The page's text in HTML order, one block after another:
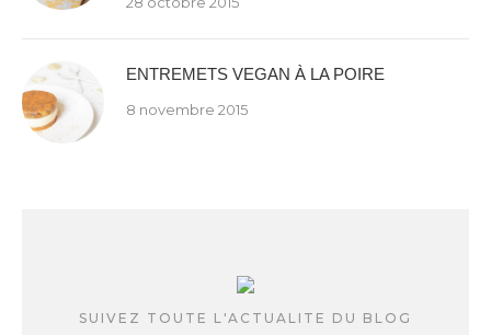
ENTREMETS VEGAN À LA POIRE
8 novembre 2015
SUIVEZ TOUTE L'ACTUALITE DU BLOG